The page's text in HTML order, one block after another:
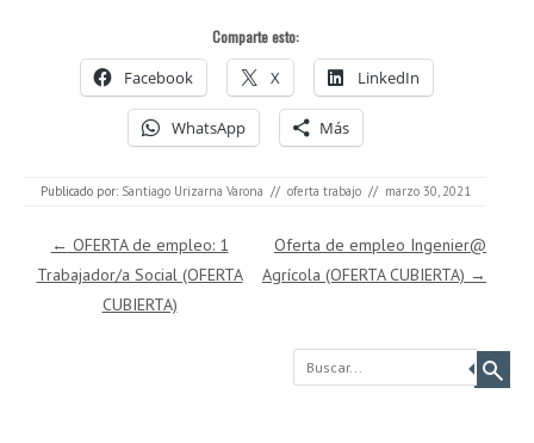
Comparte esto:
Facebook X LinkedIn
WhatsApp Más
Publicado por: Santiago Urizarna Varona // oferta trabajo // marzo 30, 2021
Navegación de entradas
← OFERTA de empleo: 1
Trabajador/a Social (OFERTA
CUBIERTA)
Oferta de empleo Ingenier@
Agrícola (OFERTA CUBIERTA) →
Buscar